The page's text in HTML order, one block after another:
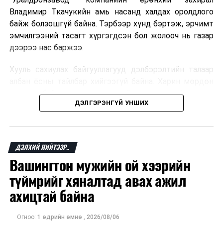
Владимир Ткачукийн амь насанд халдах оролдлого
байж болзошгүй байна. Тэрбээр хүнд бэртэж, эрчимт
эмчилгээний тасагт хүргэгдсэн бол жолооч нь газар
дээрээ нас баржээ.
Хууль сахиулах байгууллагууд дэлбэрэлтийн талаар
шалгах байгууллага олон нийтэд аюултай аргаар
хүний амь насанд халдахыг завдсан гэх үндэслэлээр
мэдээлжээ.
“Уралдронзавод” компани 2023 онд Екатеринбург
хотод байгуулагдсан бөгөөд нисгэгчгүй нисэх
төхөөрөмж үйлдвэрлэдэг аж. Тус компанийн 2025
оны орлого 6.2 тэрбум рубль, цэвэр ашиг нь 1.9
тэрбум рубльд хүрсэн гэж РБК мэдээлсэн байна.
Одоогоор дэлбэрэлтийн шалтгаан, хэрэгт холбоотой
ДЭЛГЭРЭНГҮЙ УНШИХ
ДЭЛХИЙ НИЙТЭЭР..
Вашингтон мужийн ой хээрийн
түймрийг хяналтад авах ажил
ахицтай байна
Огноо: 1 өдрийн өмнө 2026/08/06